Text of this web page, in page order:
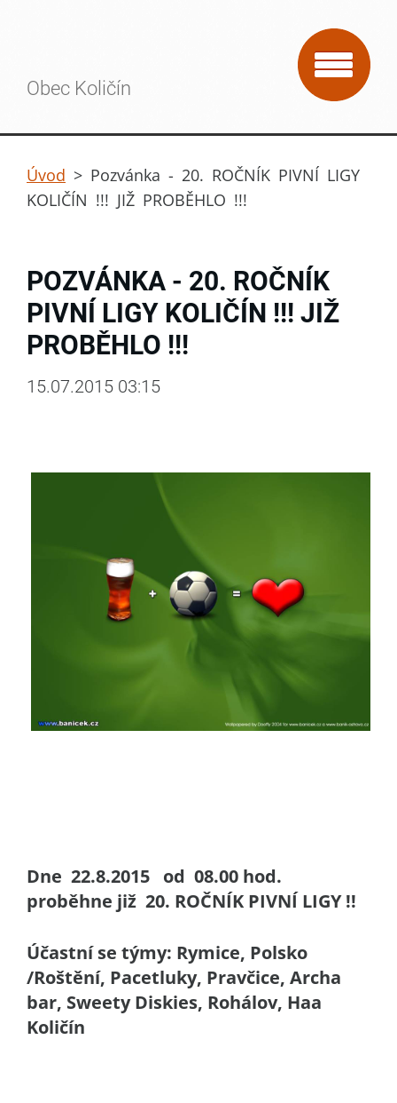
Obec Količín
Úvod > Pozvánka - 20. ROČNÍK PIVNÍ LIGY
KOLIČÍN !!! JIŽ PROBĚHLO !!!
POZVÁNKA - 20. ROČNÍK
PIVNÍ LIGY KOLIČÍN !!! JIŽ
PROBĚHLO !!!
15.07.2015 03:15
Dne 22.8.2015 od 08.00 hod.
proběhne již 20. ROČNÍK PIVNÍ LIGY !!
Účastní se týmy: Rymice, Polsko
/Roštění, Pacetluky, Pravčice, Archa
bar, Sweety Diskies, Rohálov, Haa
Količín